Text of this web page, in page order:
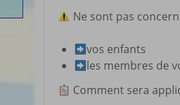
Ne sont pas
vos enfants
les membres de
Comment sera